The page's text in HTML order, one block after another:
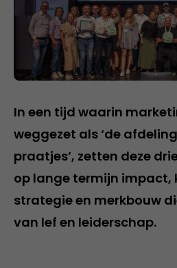
In een tijd waarin
weggezet als ‘de
praatjes’, zetten deze
op lange termijn impact,
strategie en merkbouw
van lef en leiderschap.